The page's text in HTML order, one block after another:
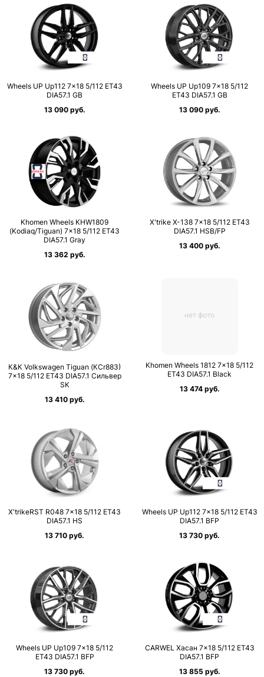
Wheels UP Up112 7×18 5/112 ET43
DIA57.1 GB
13 090 руб.
Wheels UP Up109 7×18 5/112
ET43 DIA57.1 GB
13 090 руб.
Khomen Wheels KHW1809
(Kodiaq/Tiguan) 7×18 5/112 ET43
DIA57.1 Gray
13 362 руб.
X'trike X-138 7×18 5/112 ET43
DIA57.1 HSB/FP
13 400 руб.
К&К Volkswagen Tiguan (КСr883)
7×18 5/112 ET43 DIA57.1 Сильвер
SK
13 410 руб.
нет фото
Khomen Wheels 1812 7×18 5/112
ET43 DIA57.1 Black
13 474 руб.
X'trikeRST R048 7×18 5/112 ET43
DIA57.1 HS
13 710 руб.
Wheels UP Up112 7×18 5/112 ET43
DIA57.1 BFP
13 730 руб.
Wheels UP Up109 7×18 5/112
ET43 DIA57.1 BFP
13 730 руб.
CARWEL Хасан 7×18 5/112 ET43
DIA57.1 BFP
13 855 руб.